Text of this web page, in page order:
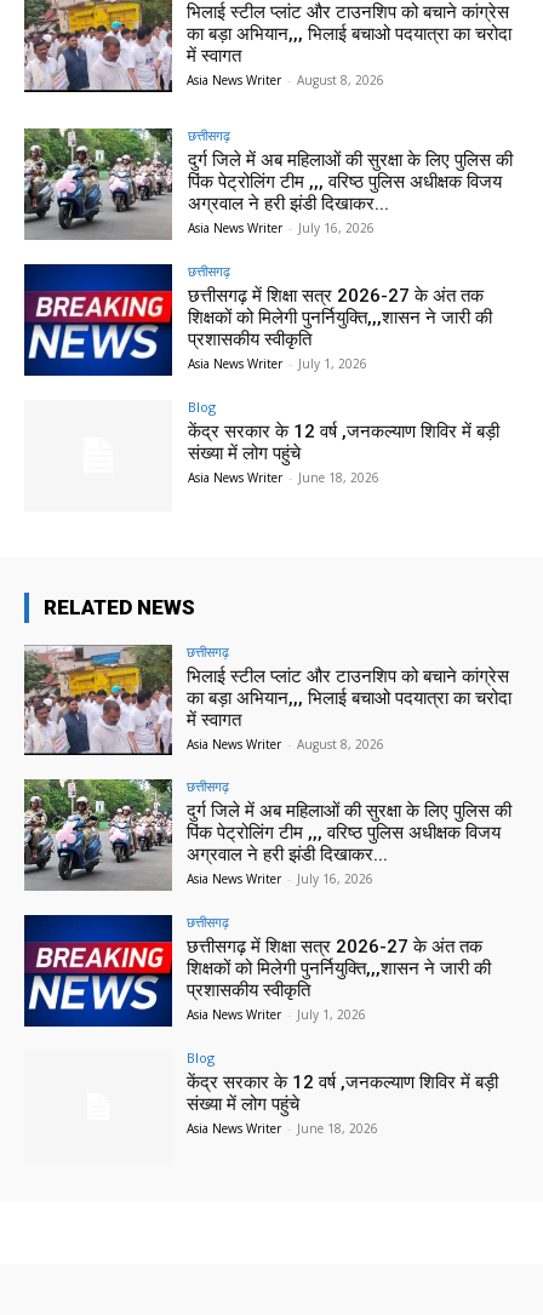
भिलाई स्टील प्लांट और टाउनशिप को बचाने कांग्रेस
का बड़ा अभियान,,, भिलाई बचाओ पदयात्रा का चरोदा
में स्वागत
Asia News Writer - August 8, 2026
छत्तीसगढ़
दुर्ग जिले में अब महिलाओं की सुरक्षा के लिए पुलिस की
पिंक पेट्रोलिंग टीम ,,, वरिष्ठ पुलिस अधीक्षक विजय
अग्रवाल ने हरी झंडी दिखाकर...
Asia News Writer - July 16, 2026
छत्तीसगढ़
छत्तीसगढ़ में शिक्षा सत्र 2026-27 के अंत तक
शिक्षकों को मिलेगी पुनर्नियुक्ति,,,शासन ने जारी की
प्रशासकीय स्वीकृति
Asia News Writer - July 1, 2026
Blog
केंद्र सरकार के 12 वर्ष ,जनकल्याण शिविर में बड़ी
संख्या में लोग पहुंचे
Asia News Writer - June 18, 2026
RELATED NEWS
छत्तीसगढ़
भिलाई स्टील प्लांट और टाउनशिप को बचाने कांग्रेस
का बड़ा अभियान,,, भिलाई बचाओ पदयात्रा का चरोदा
में स्वागत
Asia News Writer - August 8, 2026
छत्तीसगढ़
दुर्ग जिले में अब महिलाओं की सुरक्षा के लिए पुलिस की
पिंक पेट्रोलिंग टीम ,,, वरिष्ठ पुलिस अधीक्षक विजय
अग्रवाल ने हरी झंडी दिखाकर...
Asia News Writer - July 16, 2026
छत्तीसगढ़
छत्तीसगढ़ में शिक्षा सत्र 2026-27 के अंत तक
शिक्षकों को मिलेगी पुनर्नियुक्ति,,,शासन ने जारी की
प्रशासकीय स्वीकृति
Asia News Writer - July 1, 2026
Blog
केंद्र सरकार के 12 वर्ष ,जनकल्याण शिविर में बड़ी
संख्या में लोग पहुंचे
Asia News Writer - June 18, 2026